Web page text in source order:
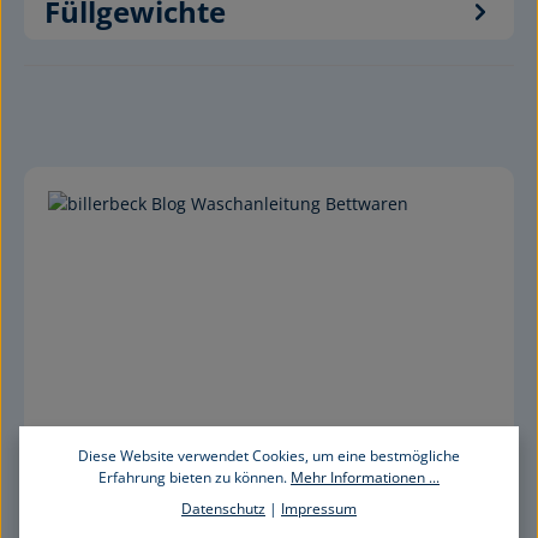
Füllgewichte
Diese Website verwendet Cookies, um eine bestmögliche
Erfahrung bieten zu können. Mehr Informationen ...
Datenschutz | Impressum